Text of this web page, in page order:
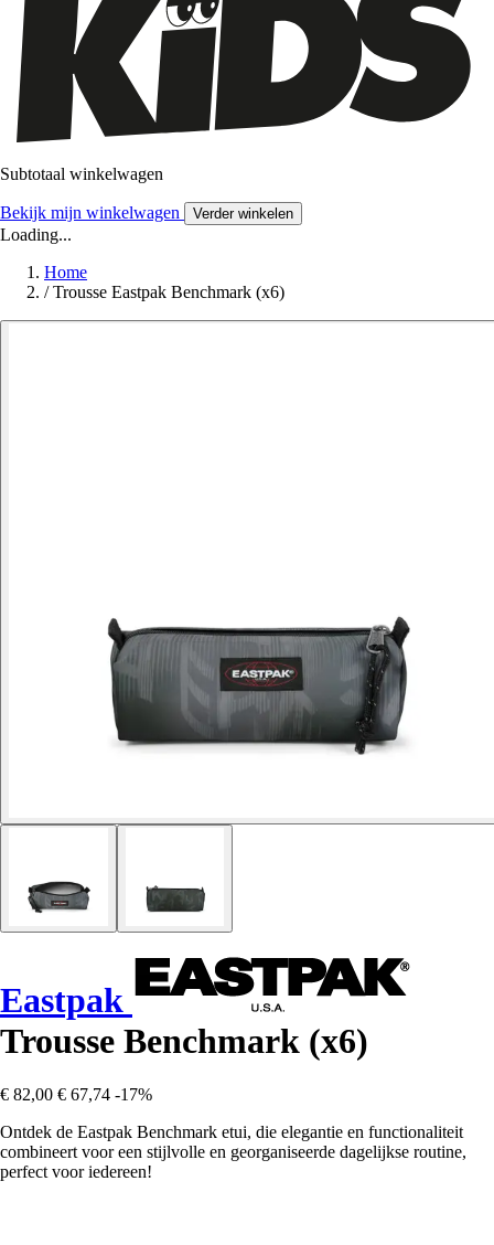
Subtotaal winkelwagen
Bekijk mijn winkelwagen Verder winkelen
Loading...
Home
/ Trousse Eastpak Benchmark (x6)
Eastpak
Trousse Benchmark (x6)
€ 82,00 € 67,74 -17%
Ontdek de Eastpak Benchmark etui, die elegantie en functionaliteit
combineert voor een stijlvolle en georganiseerde dagelijkse routine,
perfect voor iedereen!